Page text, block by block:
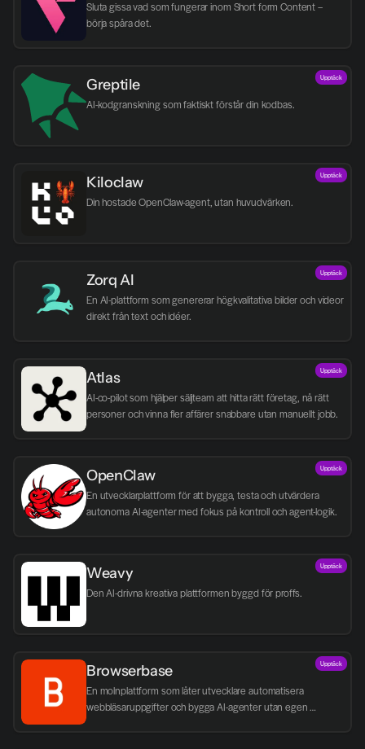
Sluta gissa vad som fungerar inom Short form Content –
börja spåra det.
Greptile
AI-kodgranskning som faktiskt förstår din kodbas.
Upptäck
Kiloclaw
Din hostade OpenClaw-agent, utan huvudvärken.
Upptäck
Zorq AI
En AI-plattform som genererar högkvalitativa bilder och videor
direkt från text och idéer.
Upptäck
Atlas
AI-co-pilot som hjälper säljteam att hitta rätt företag, nå rätt
personer och vinna fler affärer snabbare utan manuellt jobb.
Upptäck
OpenClaw
En utvecklarplattform för att bygga, testa och utvärdera
autonoma AI-agenter med fokus på kontroll och agent-logik.
Upptäck
Weavy
Den AI-drivna kreativa plattformen byggd för proffs.
Upptäck
Browserbase
En molnplattform som låter utvecklare automatisera
webbläsaruppgifter och bygga AI-agenter utan egen
Upptäck